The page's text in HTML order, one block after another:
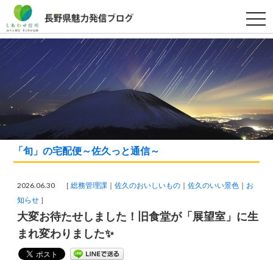
t
o
g
g
n
a
i
g
a
t
i
「旬」の宅配便～佐久っと通信～
2026.06.30 ［総務管理課 佐久のおいしいもの 佐久のいい景色
お
知らせ ］
大変お待たせしました！旧食堂が「展望室」に生
まれ変わりました✨